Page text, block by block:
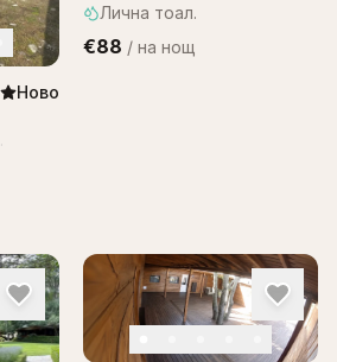
Ново
·
Лична тоал.
€88 / на нощ